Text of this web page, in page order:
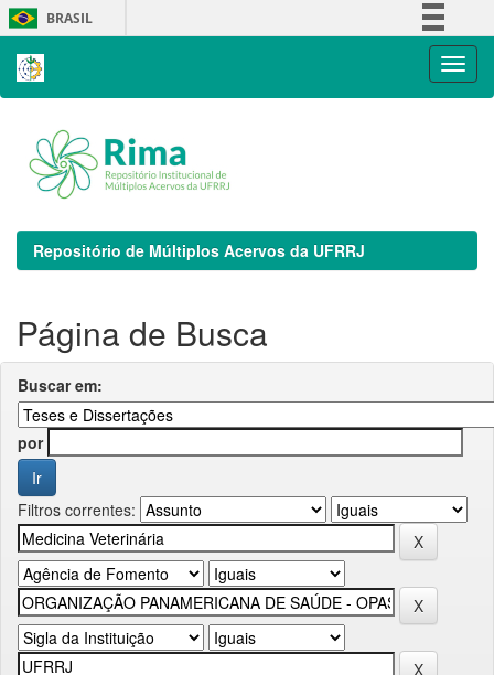
Skip
navigation
BRASIL
Repositório de Múltiplos Acervos da UFRRJ
Página de Busca
Buscar em:
por
Filtros correntes: